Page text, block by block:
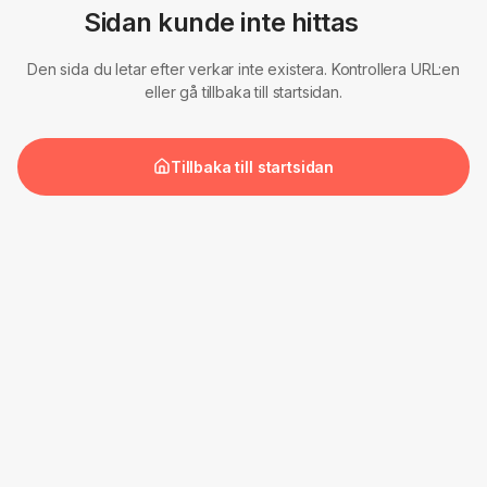
Sidan kunde inte hittas
Den sida du letar efter verkar inte existera. Kontrollera URL:en
eller gå tillbaka till startsidan.
Tillbaka till startsidan